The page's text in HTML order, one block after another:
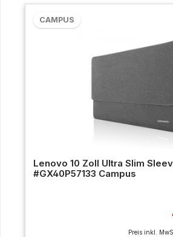
CAMPUS
Lenovo 10 Zoll Ultra Slim
#GX40P57133 Campus
Preis inkl.